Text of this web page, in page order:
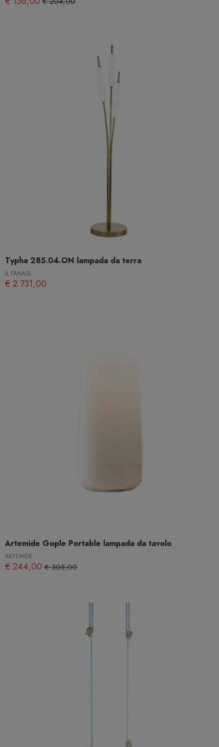
Typha 285.04.ON lampada da terra
IL FANALE
€ 2.731,00
Artemide Gople Portable lampada da tavolo
ARTEMIDE
€ 244,00 € 305,00